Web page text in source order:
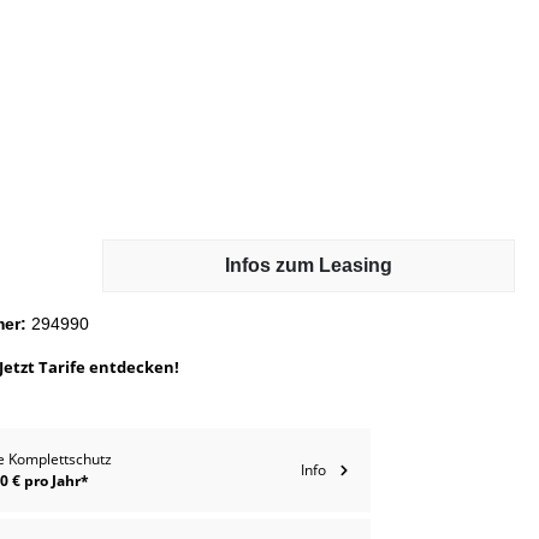
Infos zum Leasing
294990
Tarife entdecken!
Komplettschutz
€ pro Jahr*
Info